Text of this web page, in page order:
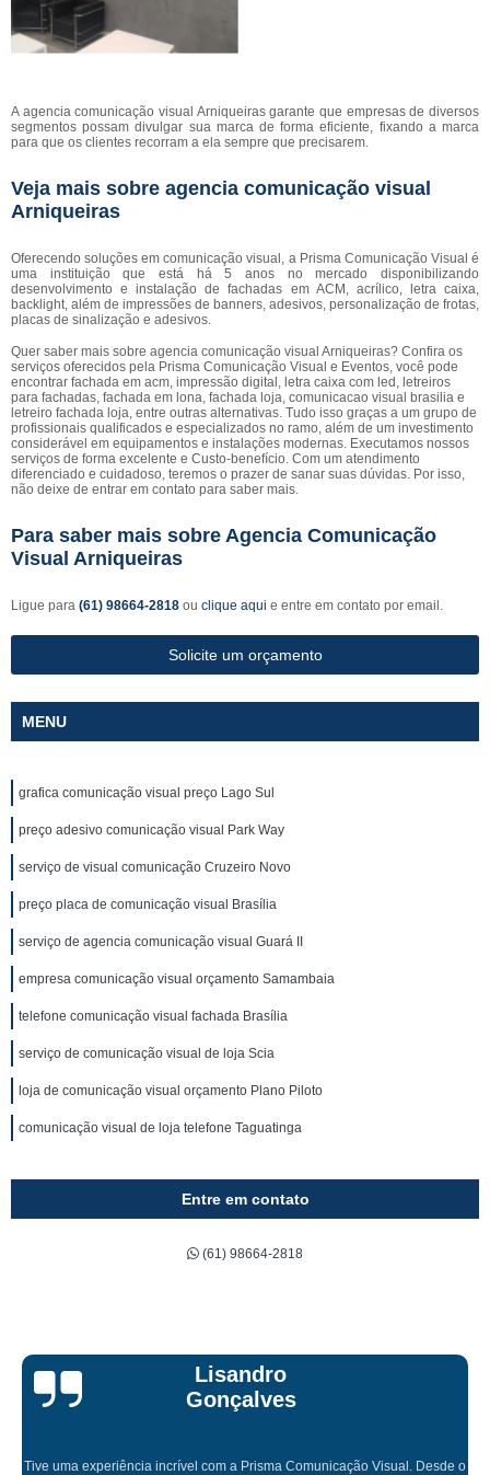
A agencia comunicação visual Arniqueiras garante que empresas de diversos
segmentos possam divulgar sua marca de forma eficiente, fixando a marca
para que os clientes recorram a ela sempre que precisarem.
Veja mais sobre agencia comunicação visual
Arniqueiras
Oferecendo soluções em comunicação visual, a Prisma Comunicação Visual é
uma instituição que está há 5 anos no mercado disponibilizando
desenvolvimento e instalação de fachadas em ACM, acrílico, letra caixa,
backlight, além de impressões de banners, adesivos, personalização de frotas,
placas de sinalização e adesivos.
Quer saber mais sobre agencia comunicação visual Arniqueiras? Confira os
serviços oferecidos pela Prisma Comunicação Visual e Eventos, você pode
encontrar fachada em acm, impressão digital, letra caixa com led, letreiros
para fachadas, fachada em lona, fachada loja, comunicacao visual brasilia e
letreiro fachada loja, entre outras alternativas. Tudo isso graças a um grupo de
profissionais qualificados e especializados no ramo, além de um investimento
considerável em equipamentos e instalações modernas. Executamos nossos
serviços de forma excelente e Custo-benefício. Com um atendimento
diferenciado e cuidadoso, teremos o prazer de sanar suas dúvidas. Por isso,
não deixe de entrar em contato para saber mais.
Para saber mais sobre Agencia Comunicação
Visual Arniqueiras
Ligue para (61) 98664-2818 ou clique aqui e entre em contato por email.
Solicite um orçamento
MENU
grafica comunicação visual preço Lago Sul
preço adesivo comunicação visual Park Way
serviço de visual comunicação Cruzeiro Novo
preço placa de comunicação visual Brasília
serviço de agencia comunicação visual Guará II
empresa comunicação visual orçamento Samambaia
telefone comunicação visual fachada Brasília
serviço de comunicação visual de loja Scia
loja de comunicação visual orçamento Plano Piloto
comunicação visual de loja telefone Taguatinga
Entre em contato
(61) 98664-2818
Visual. Desde o